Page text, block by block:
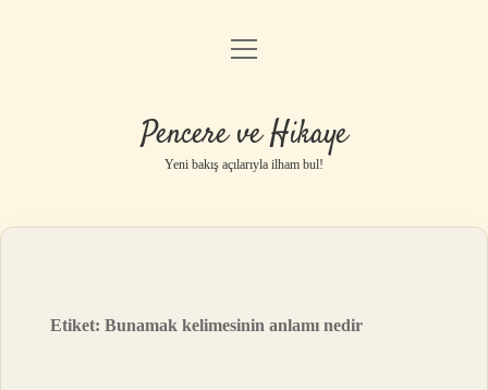
Anasayfa
Yasal Uyarı
menüyü
Pencere ve Hikaye
Yeni bakış açılarıyla ilham bul!
Etiket:Bunamak kelimesinin anlamı nedir